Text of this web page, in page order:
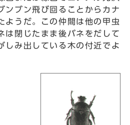
ンブン飛び回ることからカナ
ようだ。この仲間は他の甲虫
は閉じたまま後バネをだして
しみ出している木の付近でよ